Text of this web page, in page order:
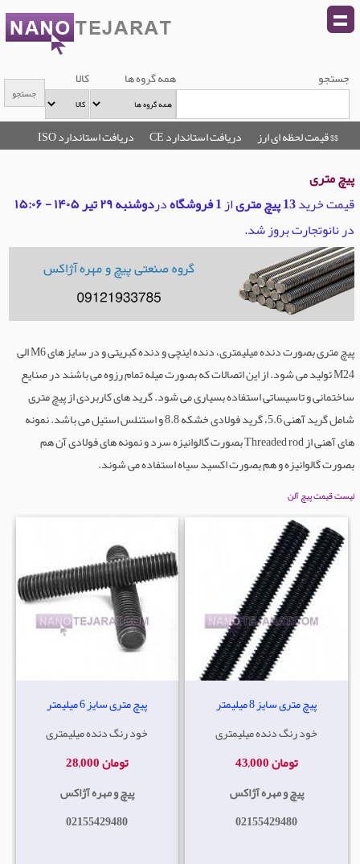
جستجو همه گروه ها کالا
$$ قیمت لحظه ای ارز دریافت استاندارد CE دریافت استاندارد ISO
پیچ متری
قیمت خرید13 پیچ متری از1 فروشگاه دردوشنبه ۲۹ تیر ۱۴۰۵ - ۱۵:۰۶
در نانوتجارت بروز شد.
پیچ متری بصورت دنده میلیمتری، دنده اینچی و دنده کبریتی و در سایز های M6 الی
M24 تولید می شود. از این اتصالات که بصورت میله تمام رزوه می باشند در صنایع
ساختمانی و تاسیساتی استفاده بسیاری می شود. گرید های کاربردی از پیچ متری
شامل گرید آهنی 5.6، گرید فولادی خشکه 8.8 و استنلس استیل می باشد. نمونه
های آهنی از Threaded rod بصورت گالوانیزه سرد و نمونه های فولادی آن هم
بصورت گالوانیزه و هم بصورت اکسید سیاه استفاده می شوند.
لیست قیمت پیچ آلن
پیچ متری سایز 6 میلیمتر
خود رنگ دنده میلیمتری
28,000 تومان
پیچ و مهره آژاکس
02155429480
پیچ متری سایز 8 میلیمتر
خود رنگ دنده میلیمتری
43,000 تومان
پیچ و مهره آژاکس
02155429480